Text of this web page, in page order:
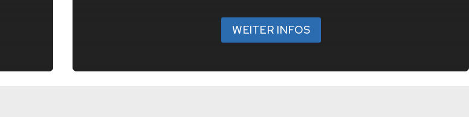
WEITER INFOS